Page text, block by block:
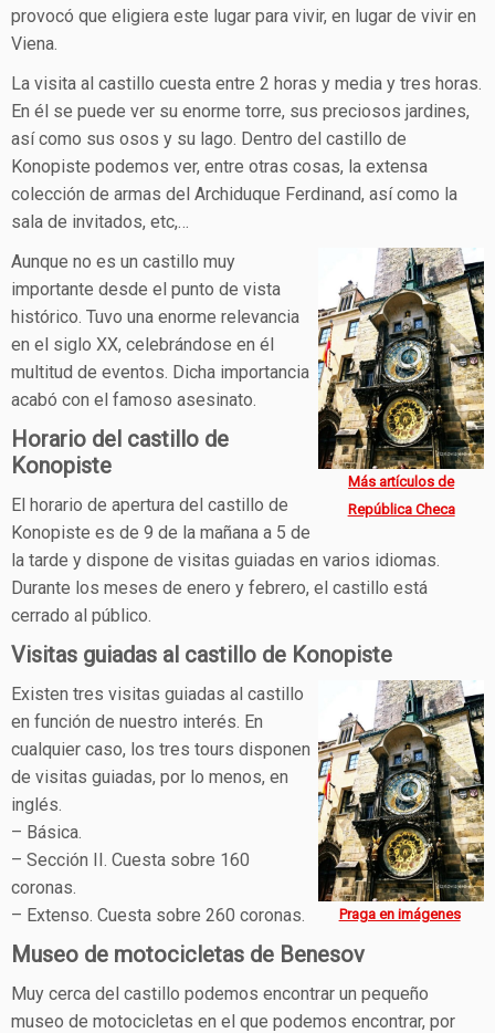
provocó que eligiera este lugar para vivir, en lugar de vivir en
Viena.
La visita al castillo cuesta entre 2 horas y media y tres horas.
En él se puede ver su enorme torre, sus preciosos jardines,
así como sus osos y su lago. Dentro del castillo de
Konopiste podemos ver, entre otras cosas, la extensa
colección de armas del Archiduque Ferdinand, así como la
sala de invitados, etc,…
Más artículos de
República Checa
Aunque no es un castillo muy
importante desde el punto de vista
histórico. Tuvo una enorme relevancia
en el siglo XX, celebrándose en él
multitud de eventos. Dicha importancia
acabó con el famoso asesinato.
Horario del castillo de
Konopiste
El horario de apertura del castillo de
Konopiste es de 9 de la mañana a 5 de
la tarde y dispone de visitas guiadas en varios idiomas.
Durante los meses de enero y febrero, el castillo está
cerrado al público.
Visitas guiadas al castillo de Konopiste
Praga en imágenes
Existen tres visitas guiadas al castillo
en función de nuestro interés. En
cualquier caso, los tres tours disponen
de visitas guiadas, por lo menos, en
inglés.
– Básica.
– Sección II. Cuesta sobre 160
coronas.
– Extenso. Cuesta sobre 260 coronas.
Museo de motocicletas de Benesov
Muy cerca del castillo podemos encontrar un pequeño
museo de motocicletas en el que podemos encontrar, por